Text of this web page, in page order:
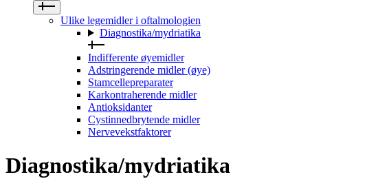
Ulike legemidler i oftalmologien
Diagnostika/mydriatika
Indifferente øyemidler
Adstringerende midler (øye)
Stamcellepreparater
Karkontraherende midler
Antioksidanter
Cystinnedbrytende midler
Nervevekstfaktorer
Diagnostika/mydriatika